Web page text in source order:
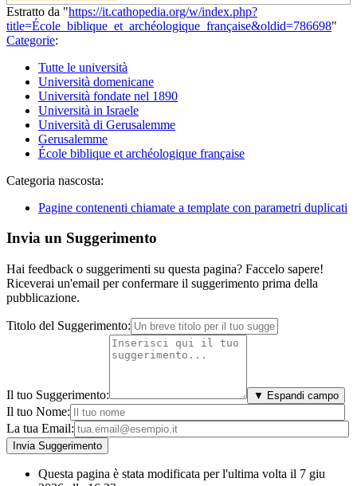
Estratto da "https://it.cathopedia.org/w/index.php?
title=École_biblique_et_archéologique_française&oldid=786698"
Categorie:
Tutte le università
Università domenicane
Università fondate nel 1890
Università in Israele
Università di Gerusalemme
Gerusalemme
École biblique et archéologique française
Categoria nascosta:
Pagine contenenti chiamate a template con parametri duplicati
Invia un Suggerimento
Hai feedback o suggerimenti su questa pagina? Faccelo sapere!
Riceverai un'email per confermare il suggerimento prima della
pubblicazione.
Titolo del Suggerimento:
Il tuo Suggerimento: ▼ Espandi campo
Il tuo Nome:
La tua Email:
Questa pagina è stata modificata per l'ultima volta il 7 giu